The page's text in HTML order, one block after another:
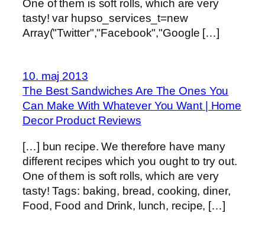
One of them is soft rolls, which are very
tasty! var hupso_services_t=new
Array("Twitter","Facebook","Google […]
10. maj 2013
The Best Sandwiches Are The Ones You
Can Make With Whatever You Want | Home
Decor Product Reviews
[…] bun recipe. We therefore have many
different recipes which you ought to try out.
One of them is soft rolls, which are very
tasty! Tags: baking, bread, cooking, diner,
Food, Food and Drink, lunch, recipe, […]